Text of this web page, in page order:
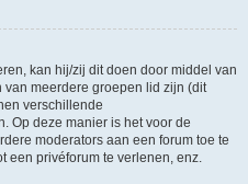
kan hij/zij dit doen door middel van
meerdere groepen lid zijn (dit
verschillende
Op deze manier is het voor de
moderators aan een forum toe te
een privéforum te verlenen, enz.